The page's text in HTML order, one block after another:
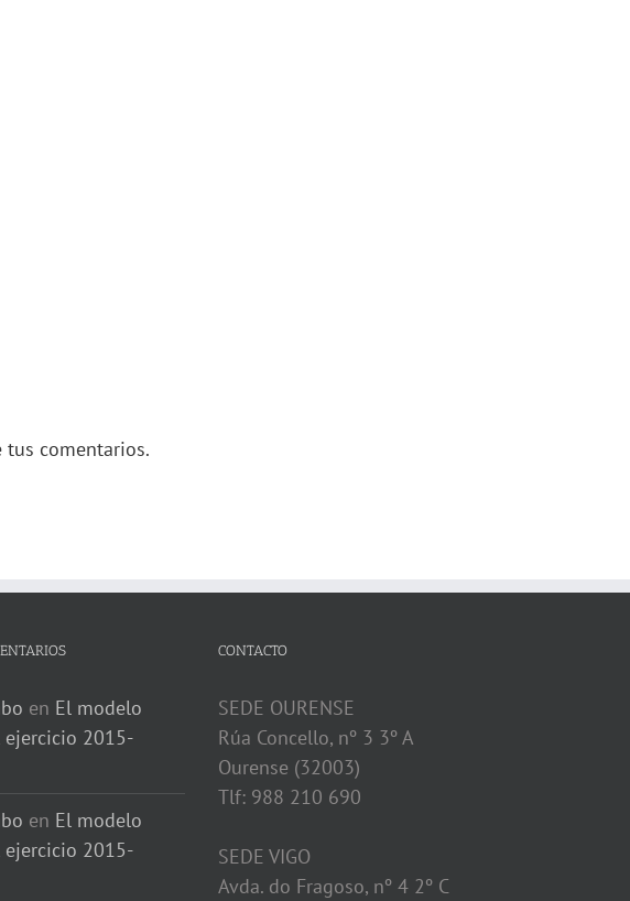
tus comentarios.
en El modelo
ejercicio 2015-
en El modelo
ejercicio 2015-
CONTACTO
SEDE OURENSE
Rúa Concello, nº 3 3º A
Ourense (32003)
Tlf: 988 210 690
SEDE VIGO
Avda. do Fragoso, nº 4 2º C